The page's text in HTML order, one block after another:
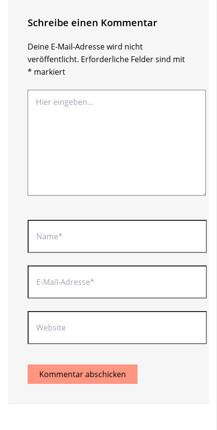
Schreibe einen Kommentar
Deine E-Mail-Adresse wird nicht
veröffentlicht. Erforderliche Felder sind mit
* markiert
eingeben…
Name*
E-
Mail-
Website